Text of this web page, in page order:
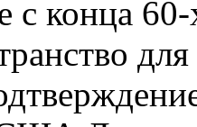
с конца